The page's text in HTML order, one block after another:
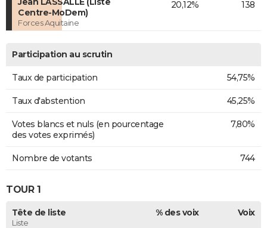
Centre-MoDem)
Forces Aquitaine
20,12% 138
Participation au scrutin
Taux de participation 54,75%
Taux d'abstention 45,25%
Votes blancs et nuls (en pourcentage
des votes exprimés)
7,80%
Nombre de votants 744
TOUR 1
Tête de liste
Liste
% des voix Voix